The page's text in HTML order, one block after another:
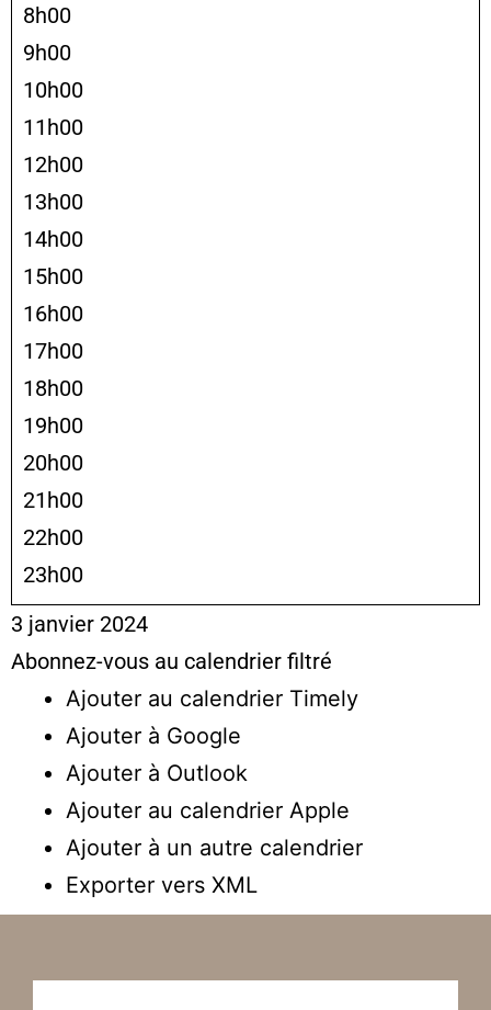
8h00
9h00
10h00
11h00
12h00
13h00
14h00
15h00
16h00
17h00
18h00
19h00
20h00
21h00
22h00
23h00
3 janvier 2024
Abonnez-vous au calendrier filtré
Ajouter au calendrier Timely
Ajouter à Google
Ajouter à Outlook
Ajouter au calendrier Apple
Ajouter à un autre calendrier
Exporter vers XML